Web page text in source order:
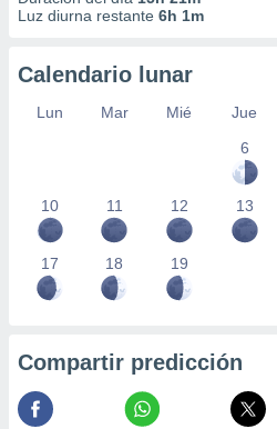
Luz diurna restante 6h 1m
Calendario lunar
Lun Mar Mié Jue
6
10 11 12 13
17 18 19
Compartir predicción